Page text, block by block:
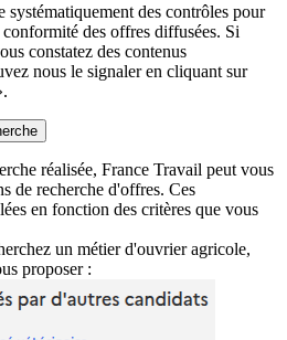
systématiquement des contrôles pour
des offres diffusées. Si
constatez des contenus
nous le signaler en cliquant sur
réalisée, France Travail peut vous
de recherche d'offres. Ces
en fonction des critères que vous
un métier d'ouvrier agricole,
proposer :